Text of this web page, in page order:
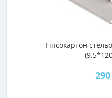
Гіпсокартон